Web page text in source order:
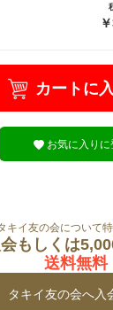
カートに
お気に入りに
キイ友の会について
もしくは
送料無料
タキイ友の会へ入